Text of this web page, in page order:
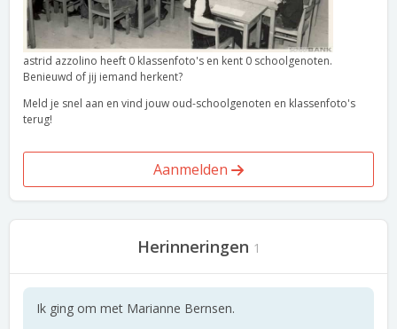
astrid azzolino heeft 0 klassenfoto's en kent 0 schoolgenoten.
Benieuwd of jij iemand herkent?
Meld je snel aan en vind jouw oud-schoolgenoten en klassenfoto's
terug!
Aanmelden
Herinneringen 1
Ik ging om met Marianne Bernsen.